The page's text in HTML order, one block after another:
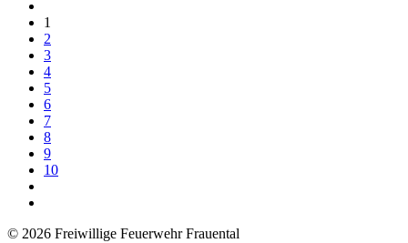
1
2
3
4
5
6
7
8
9
10
© 2026 Freiwillige Feuerwehr Frauental